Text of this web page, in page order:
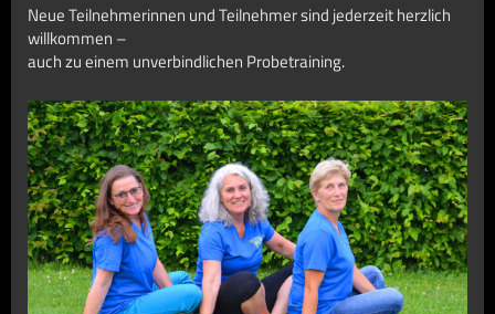
Neue Teilnehmerinnen und Teilnehmer sind jederzeit herzlich
willkommen –
auch zu einem unverbindlichen Probetraining.